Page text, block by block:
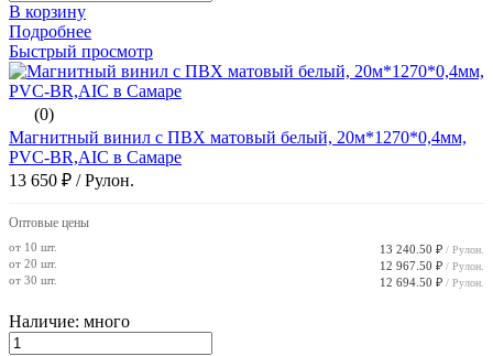
В корзину
Подробнее
Быстрый просмотр
(0)
Магнитный винил с ПВХ матовый белый, 20м*1270*0,4мм,
PVC-BR,AIC в Самаре
13 650 ₽ / Рулон.
Оптовые цены
от 10 шт. 13 240.50 ₽ / Рулон.
от 20 шт. 12 967.50 ₽ / Рулон.
от 30 шт. 12 694.50 ₽ / Рулон.
Наличие: много